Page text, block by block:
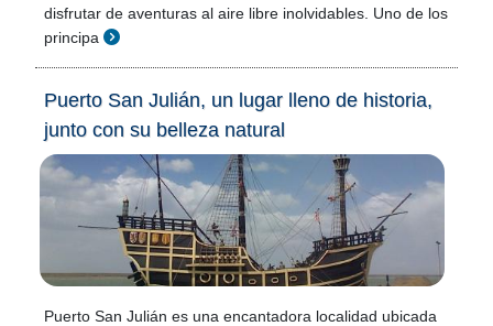
disfrutar de aventuras al aire libre inolvidables. Uno de los
principa
Puerto San Julián, un lugar lleno de historia,
junto con su belleza natural
Puerto San Julián es una encantadora localidad ubicada